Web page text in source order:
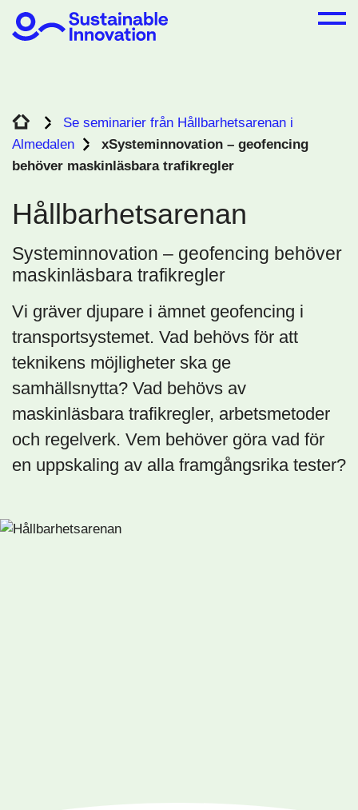
Se seminarier från Hållbarhetsarenan i
Almedalen
xSysteminnovation – geofencing
behöver maskinläsbara trafikregler
Hållbarhetsarenan
Systeminnovation – geofencing behöver
maskinläsbara trafikregler
Vi gräver djupare i ämnet geofencing i
transportsystemet. Vad behövs för att
teknikens möjligheter ska ge
samhällsnytta? Vad behövs av
maskinläsbara trafikregler, arbetsmetoder
och regelverk. Vem behöver göra vad för
en uppskaling av alla framgångsrika tester?